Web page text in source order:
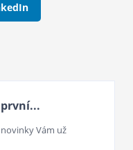
Vám už